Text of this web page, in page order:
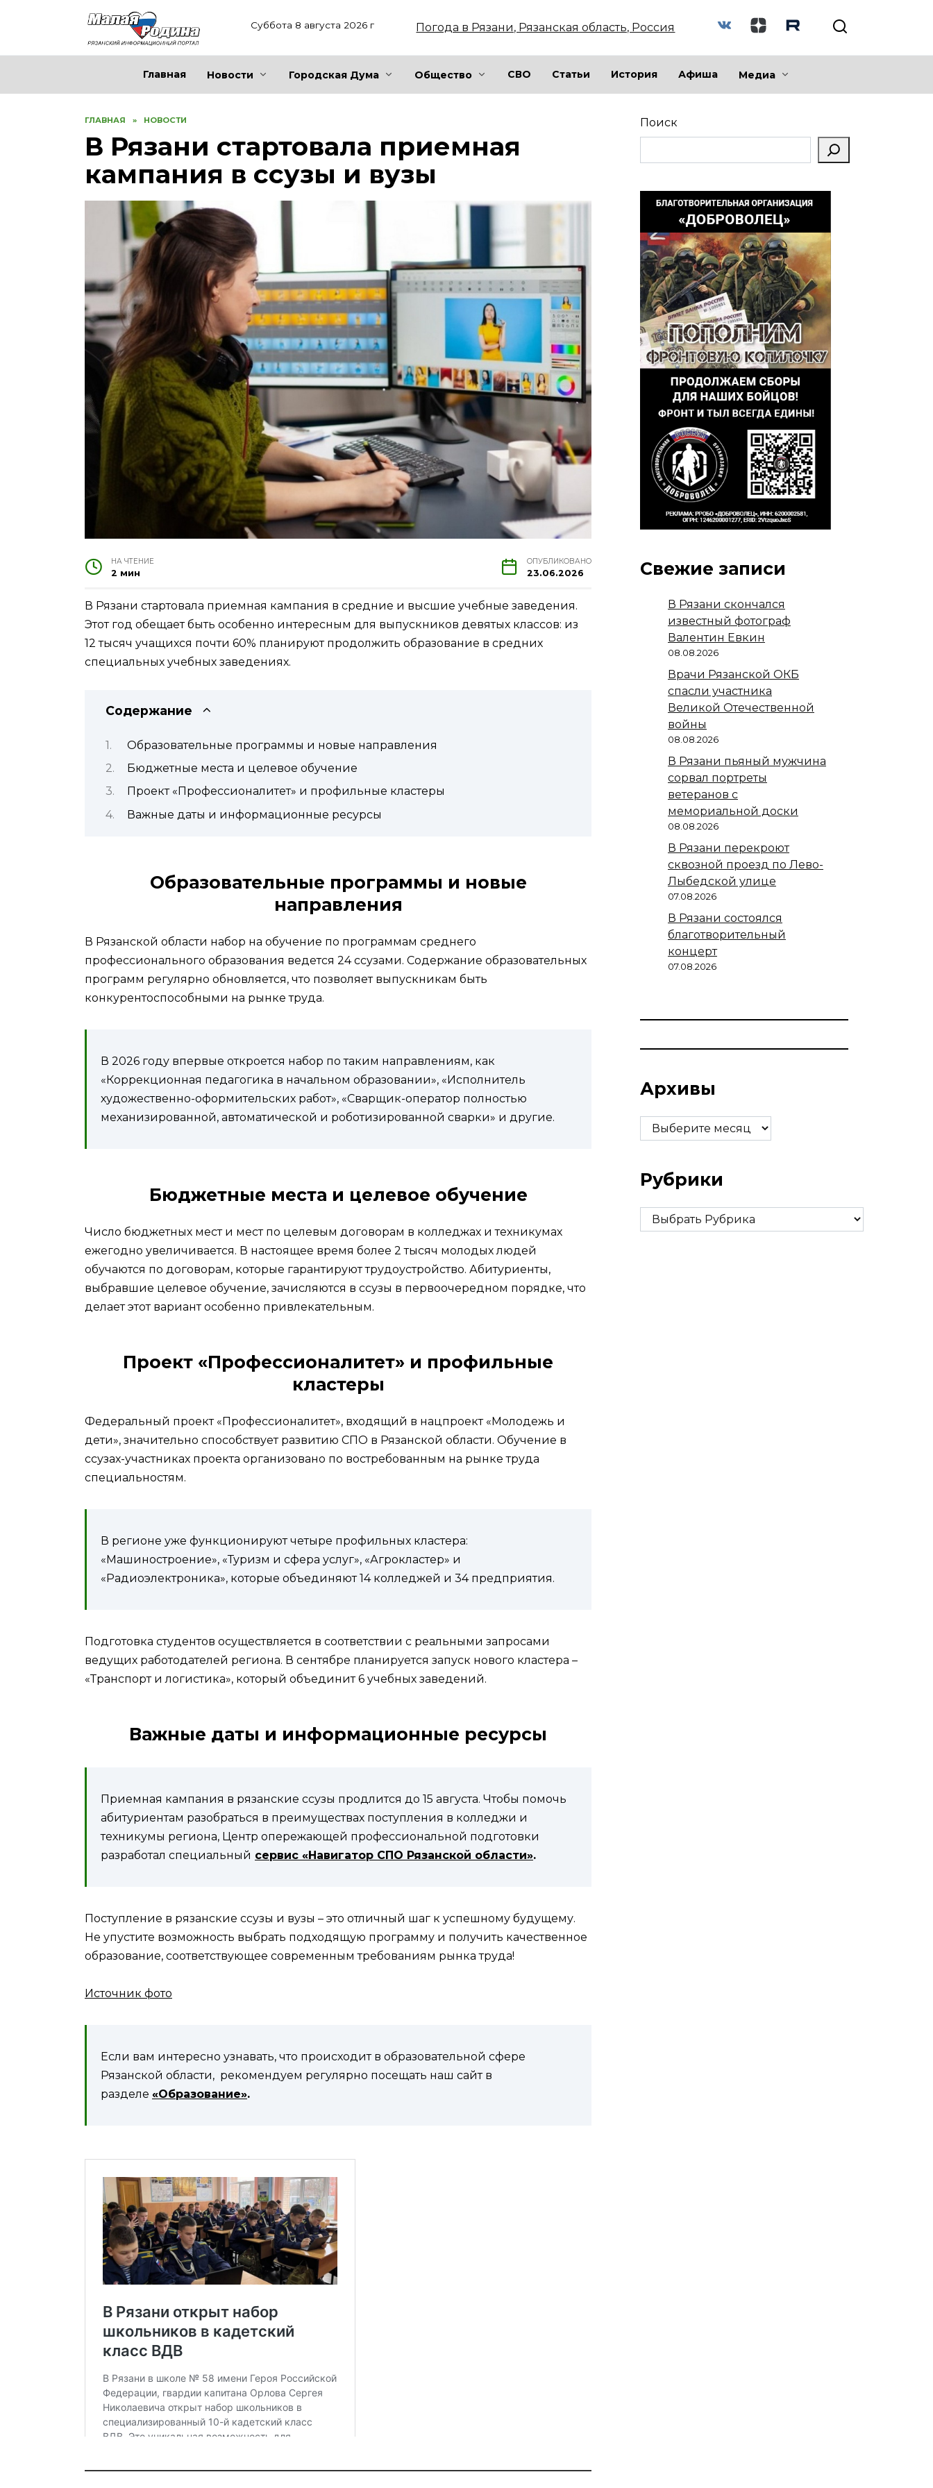
Суббота 8 августа 2026 г Погода в Рязани, Рязанская область, Россия
Главная Новости Городская Дума Общество СВО Статьи История Афиша Медиа
ГЛАВНАЯ » НОВОСТИ
В Рязани стартовала приемная
кампания в ссузы и вузы
НА ЧТЕНИЕ
2 мин
ОПУБЛИКОВАНО
23.06.2026
В Рязани стартовала приемная кампания в средние и высшие учебные заведения.
Этот год обещает быть особенно интересным для выпускников девятых классов: из
12 тысяч учащихся почти 60% планируют продолжить образование в средних
специальных учебных заведениях.
Содержание
Образовательные программы и новые направления
Бюджетные места и целевое обучение
Проект «Профессионалитет» и профильные кластеры
Важные даты и информационные ресурсы
Образовательные программы и новые
направления
В Рязанской области набор на обучение по программам среднего
профессионального образования ведется 24 ссузами. Содержание образовательных
программ регулярно обновляется, что позволяет выпускникам быть
конкурентоспособными на рынке труда.
В 2026 году впервые откроется набор по таким направлениям, как
«Коррекционная педагогика в начальном образовании», «Исполнитель
художественно-оформительских работ», «Сварщик-оператор полностью
механизированной, автоматической и роботизированной сварки» и другие.
Бюджетные места и целевое обучение
Число бюджетных мест и мест по целевым договорам в колледжах и техникумах
ежегодно увеличивается. В настоящее время более 2 тысяч молодых людей
обучаются по договорам, которые гарантируют трудоустройство. Абитуриенты,
выбравшие целевое обучение, зачисляются в ссузы в первоочередном порядке, что
делает этот вариант особенно привлекательным.
Проект «Профессионалитет» и профильные
кластеры
Федеральный проект «Профессионалитет», входящий в нацпроект «Молодежь и
дети», значительно способствует развитию СПО в Рязанской области. Обучение в
ссузах-участниках проекта организовано по востребованным на рынке труда
специальностям.
В регионе уже функционируют четыре профильных кластера:
«Машиностроение», «Туризм и сфера услуг», «Агрокластер» и
«Радиоэлектроника», которые объединяют 14 колледжей и 34 предприятия.
Подготовка студентов осуществляется в соответствии с реальными запросами
ведущих работодателей региона. В сентябре планируется запуск нового кластера –
«Транспорт и логистика», который объединит 6 учебных заведений.
Важные даты и информационные ресурсы
Приемная кампания в рязанские ссузы продлится до 15 августа. Чтобы помочь
абитуриентам разобраться в преимуществах поступления в колледжи и
техникумы региона, Центр опережающей профессиональной подготовки
разработал специальный сервис «Навигатор СПО Рязанской области».
Поступление в рязанские ссузы и вузы – это отличный шаг к успешному будущему.
Не упустите возможность выбрать подходящую программу и получить качественное
образование, соответствующее современным требованиям рынка труда!
Источник фото
Если вам интересно узнавать, что происходит в образовательной сфере
Рязанской области, рекомендуем регулярно посещать наш сайт в
разделе «Образование».
Поиск
Свежие записи
В Рязани скончался
известный фотограф
Валентин Евкин
08.08.2026
Врачи Рязанской ОКБ
спасли участника
Великой Отечественной
войны
08.08.2026
В Рязани пьяный мужчина
сорвал портреты
ветеранов с
мемориальной доски
08.08.2026
В Рязани перекроют
сквозной проезд по Лево-
Лыбедской улице
07.08.2026
В Рязани состоялся
благотворительный
концерт
07.08.2026
Архивы
Архивы
Рубрики
Рубрики